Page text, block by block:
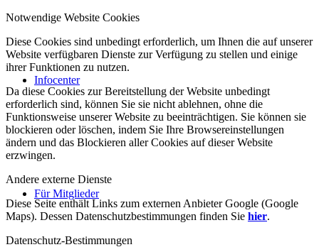
Infocenter
Für Mitglieder
Notwendige Website Cookies
Diese Cookies sind unbedingt erforderlich, um Ihnen die auf unserer
Website verfügbaren Dienste zur Verfügung zu stellen und einige
ihrer Funktionen zu nutzen.
Da diese Cookies zur Bereitstellung der Website unbedingt
erforderlich sind, können Sie sie nicht ablehnen, ohne die
Funktionsweise unserer Website zu beeinträchtigen. Sie können sie
blockieren oder löschen, indem Sie Ihre Browsereinstellungen
ändern und das Blockieren aller Cookies auf dieser Website
erzwingen.
Andere externe Dienste
Diese Seite enthält Links zum externen Anbieter Google (Google
Maps). Dessen Datenschutzbestimmungen finden Sie hier.
Datenschutz-Bestimmungen